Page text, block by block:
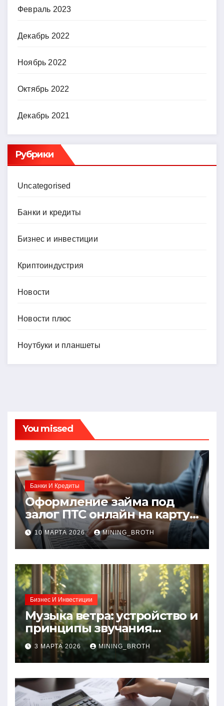
Февраль 2023
Декабрь 2022
Ноябрь 2022
Октябрь 2022
Декабрь 2021
Рубрики
Uncategorised
Банки и кредиты
Бизнес и инвестиции
Криптоиндустрия
Новости
Новости плюс
Ноутбуки и планшеты
You missed
Банки И Кредиты
Оформление займа под
залог ПТС онлайн на карту
без визита в офис: порядок,
требования и документы
10 МАРТА 2026 MINING_BROTH
Бизнес И Инвестиции
Музыка ветра: устройство и
принципы звучания
колокольчиков
3 МАРТА 2026 MINING_BROTH